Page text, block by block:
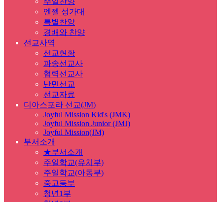
엔젤 성가대
특별찬양
경배와 찬양
선교사역
선교현황
파송선교사
협력선교사
난민선교
선교자료
디아스포라 선교(JM)
Joyful Mission Kid's (JMK)
Joyful Mission Junior (JMJ)
Joyful Mission(JM)
부서소개
★부서소개
주일학교(유치부)
주일학교(아동부)
중고등부
청년1부